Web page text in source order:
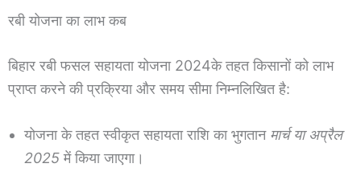
रबी योजना का लाभ कब
बिहार रबी फसल सहायता योजना 2024के तहत किसानों को लाभ
प्राप्त करने की प्रक्रिया और समय सीमा निम्नलिखित है:
योजना के तहत स्वीकृत सहायता राशि का भुगतान मार्च या अप्रैल
2025में किया जाएगा।